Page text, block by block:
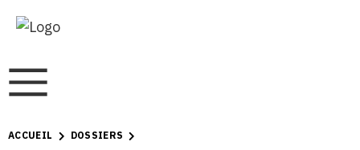
ACCUEIL
DOSSIERS